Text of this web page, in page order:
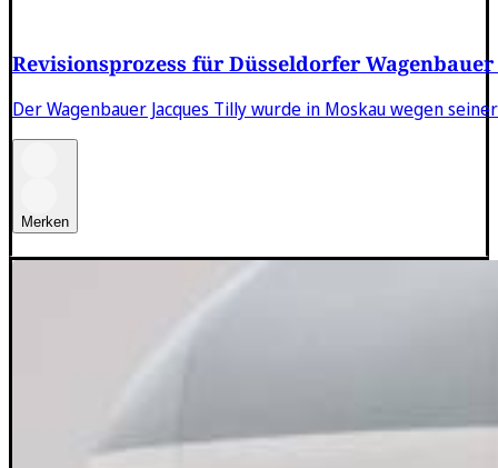
Revisionsprozess für Düsseldorfer
Der Wagenbauer Jacques Tilly wurde in Moskau wegen
Merken